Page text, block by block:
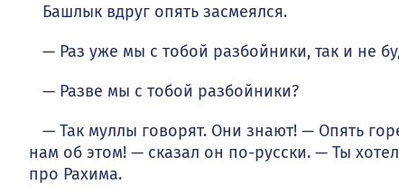
Башлык вдруг опять засмеялся.
— Раз уже мы с тобой разбойники, так и не
— Разве мы с тобой разбойники?
— Так муллы говорят. Они знают! — Опять
нам об этом! — сказал он по-русски. — Ты
про Рахима.